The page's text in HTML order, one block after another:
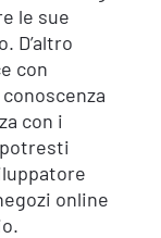
le sue
D’altro
con
con i
online